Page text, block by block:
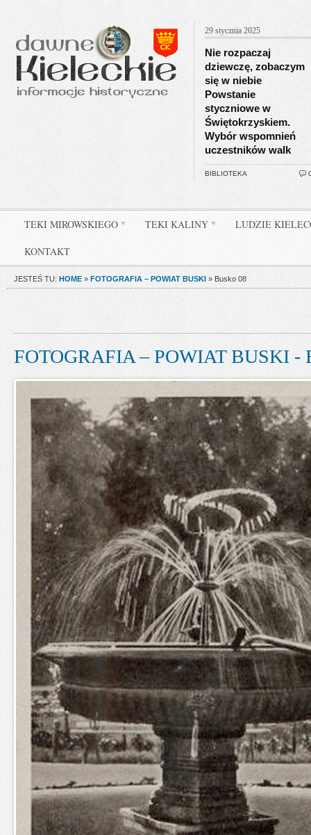
29 stycznia 2025
Nie rozpaczaj
dziewczę, zobaczym
się w niebie
Powstanie
styczniowe w
Świętokrzyskiem.
Wybór wspomnień
uczestników walk
BIBLIOTEKA
TEKI MIROWSKIEGO TEKI KALINY LUDZIE
KONTAKT
JESTEŚ TU: HOME » FOTOGRAFIA – POWIAT BUSKI » Busko 08
FOTOGRAFIA – POWIAT BUSKI -